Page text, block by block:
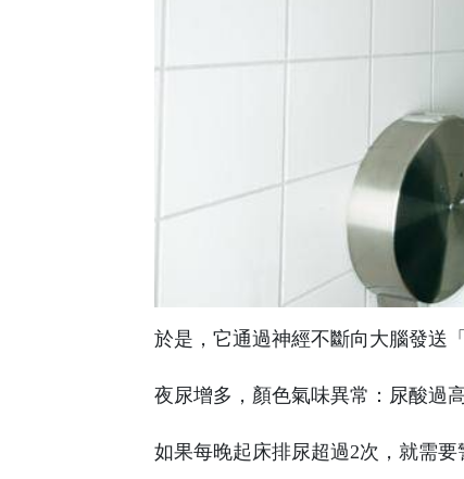
於是，它通過神經不斷向大腦發送
夜尿增多，顏色氣味異常：尿酸過
如果每晚起床排尿超過2次，就需要